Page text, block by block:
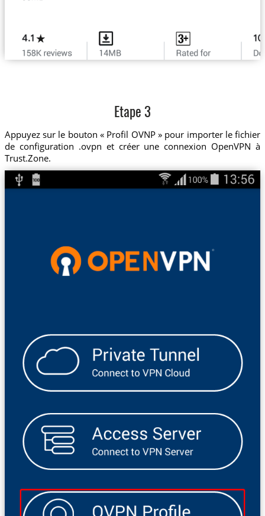
Etape 3
Appuyez sur le bouton « Profil OVNP » pour importer le fichier
de configuration .ovpn et créer une connexion OpenVPN à
Trust.Zone.